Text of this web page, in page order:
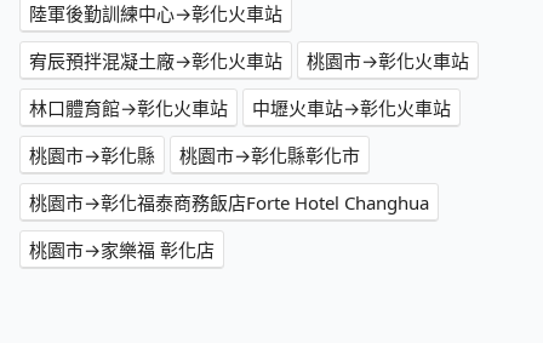
陸軍後勤訓練中心→彰化火車站
宥辰預拌混凝土廠→彰化火車站
桃園市→彰化火車站
林口體育館→彰化火車站
中壢火車站→彰化火車站
桃園市→彰化縣
桃園市→彰化縣彰化市
桃園市→彰化福泰商務飯店Forte Hotel Changhua
桃園市→家樂福 彰化店